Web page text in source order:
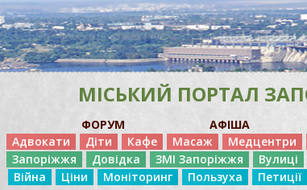
МІСЬКИЙ ПОРТАЛ
ФОРУМ АФІША
Адвокати Діти Кафе Масаж Медцентри
Запоріжжя Довідка ЗМІ Запоріжжя Вулиці
Війна Ціни Моніторинг Пользуха Петиції